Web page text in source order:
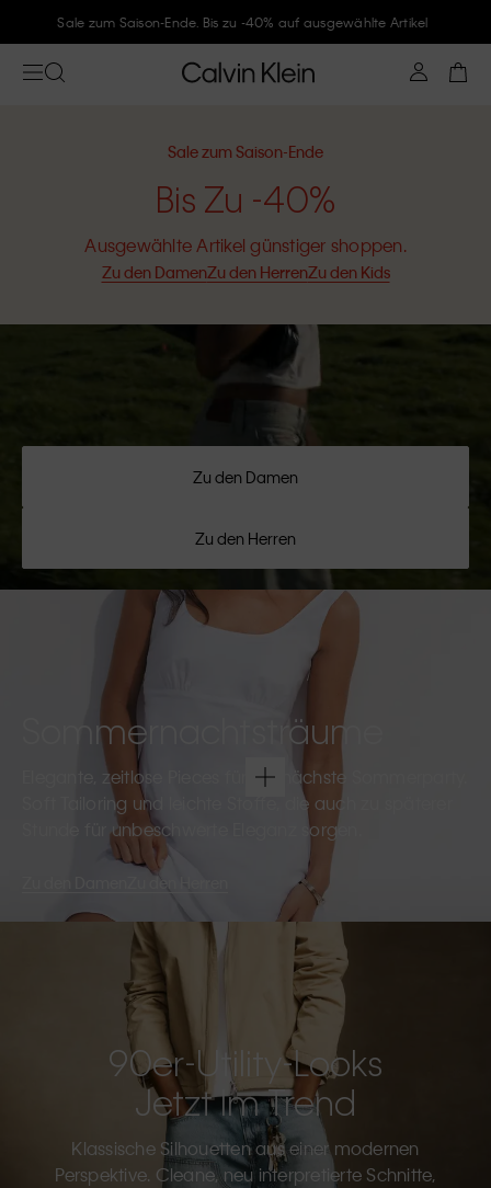
Folge Calvin Klein und gönne Dir -10%
Sale zum Saison-Ende
Bis Zu -40%
Ausgewählte Artikel günstiger shoppen.
Zu den DamenZu den HerrenZu den Kids
Zu den Damen
Zu den Herren
Sommernachtsträume
Elegante, zeitlose Pieces für die nächste Sommerparty.
Soft Tailoring und leichte Stoffe, die auch zu späterer
Stunde für unbeschwerte Eleganz sorgen.
Zu den Herren
90er-Utility-Looks
Jetzt Im Trend
Klassische Silhouetten aus einer modernen
Perspektive. Cleane, neu interpretierte Schnitte,